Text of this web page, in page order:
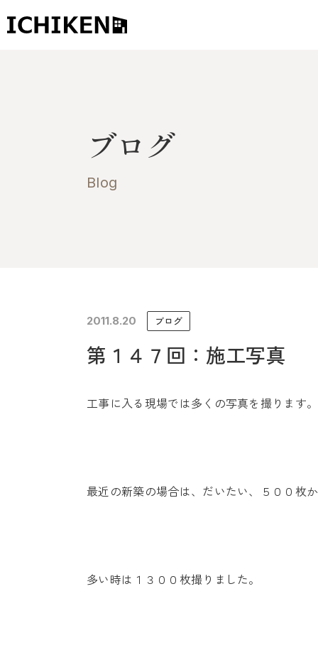
未来に住み継ぐ平屋
ブログ
Blog
2011.8.20 ブログ
第１４７回：施工写真
工事に入る現場では多くの写真を撮ります。
最近の新築の場合は、だいたい、５００枚
多い時は１３００枚撮りました。